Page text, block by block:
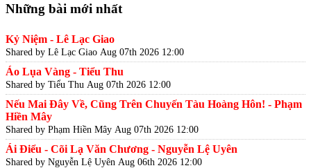
Những bài mới nhất
Kỷ Niệm - Lê Lạc Giao
Shared by Lê Lạc Giao Aug 07th 2026 12:00
Áo Lụa Vàng - Tiểu Thu
Shared by Tiểu Thu Aug 07th 2026 12:00
Nếu Mai Đây Về, Cũng Trên Chuyến Tàu Hoàng Hôn! - Phạm
Hiền Mây
Shared by Phạm Hiền Mây Aug 07th 2026 12:00
Ái Điểu - Cõi Lạ Văn Chương - Nguyễn Lệ Uyên
Shared by Nguyễn Lệ Uyên Aug 06th 2026 12:00